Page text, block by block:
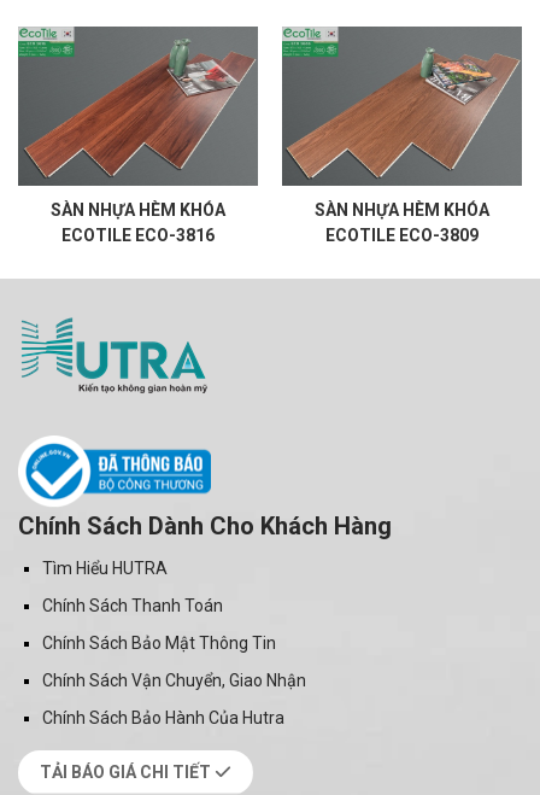
SÀN NHỰA HÈM KHÓA
ECOTILE ECO-3816
SÀN NHỰA HÈM KHÓA
ECOTILE ECO-3809
Chính Sách Dành Cho Khách Hàng
Tìm Hiểu HUTRA
Chính Sách Thanh Toán
Chính Sách Bảo Mật Thông Tin
Chính Sách Vận Chuyển, Giao Nhận
Chính Sách Bảo Hành Của Hutra
TẢI BÁO GIÁ CHI TIẾT